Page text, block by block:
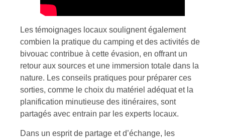
Les témoignages locaux soulignent également
combien la pratique du camping et des activités de
bivouac contribue à cette évasion, en offrant un
retour aux sources et une immersion totale dans la
nature. Les conseils pratiques pour préparer ces
sorties, comme le choix du matériel adéquat et la
planification minutieuse des itinéraires, sont
partagés avec entrain par les experts locaux.
Dans un esprit de partage et d’échange, les